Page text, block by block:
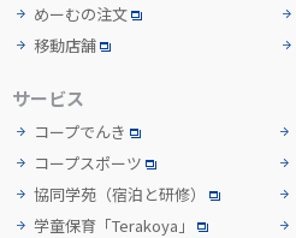
めーむの注文
移動店舗
サービス
コープでんき
コープスポーツ
協同学苑 （宿泊と研修）
学童保育「Terakoya」